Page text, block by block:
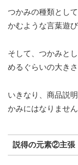
つかみの種類とし
かむような言葉遊
そして、つかみと
めるぐらいの大き
いきなり、商品説
かみにはなりませ
説得の元素②主張